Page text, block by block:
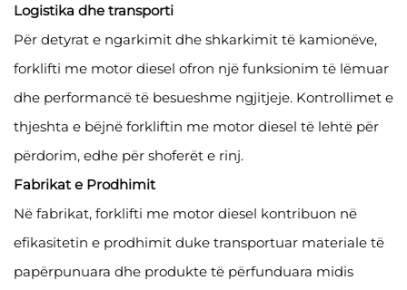
Logistika dhe transporti
Për detyrat e ngarkimit dhe shkarkimit të kamionëve,
forklifti me motor diesel ofron një funksionim të lëmuar
dhe performancë të besueshme ngjitjeje. Kontrollimet e
thjeshta e bëjnë forkliftin me motor diesel të lehtë për
përdorim, edhe për shoferët e rinj.
Fabrikat e Prodhimit
Në fabrikat, forklifti me motor diesel kontribuon në
efikasitetin e prodhimit duke transportuar materiale të
papërpunuara dhe produkte të përfunduara midis